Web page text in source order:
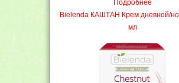
Подробнее
Bielenda КАШТАН Крем дневной/
мл